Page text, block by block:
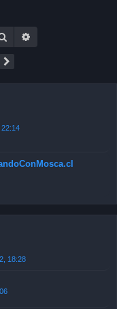
Search
18:28